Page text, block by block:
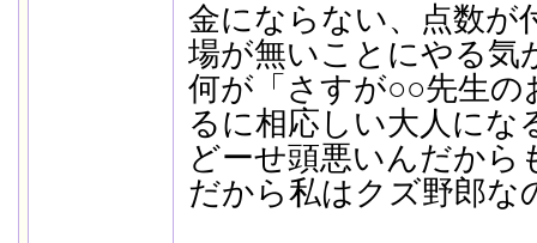
金にならない、点数が
場が無いことにやる気
何が「さすが○○先生の
るに相応しい大人にな
どーせ頭悪いんだから
だから私はクズ野郎な